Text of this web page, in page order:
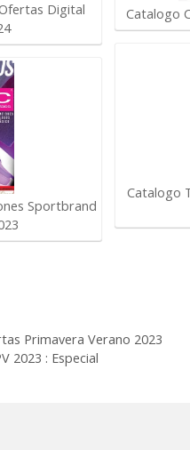
Digital
Sportbrand
Catalogo
Catalogo
Primavera Verano 2023
2023 : Especial